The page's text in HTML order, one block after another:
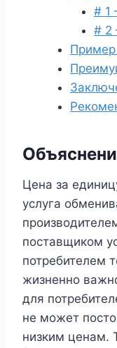
# 1
# 2
Цена за
услуга
поставщиком
потребителем
жизненно
для
не может
низким ценам.